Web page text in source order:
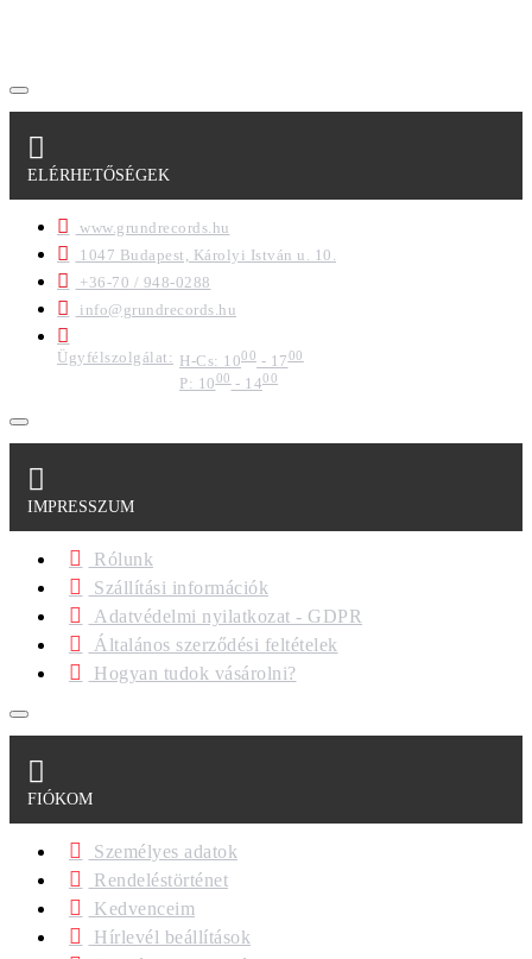
ELÉRHETŐSÉGEK
www.grundrecords.hu
1047 Budapest, Károlyi István u. 10.
+36-70 / 948-0288
info@grundrecords.hu
Ügyfélszolgálat: H-Cs: 1000 - 1700
P: 1000- 1400
IMPRESSZUM
Rólunk
Szállítási információk
Adatvédelmi nyilatkozat - GDPR
Általános szerződési feltételek
Hogyan tudok vásárolni?
FIÓKOM
Személyes adatok
Rendeléstörténet
Kedvenceim
Hírlevél beállítások